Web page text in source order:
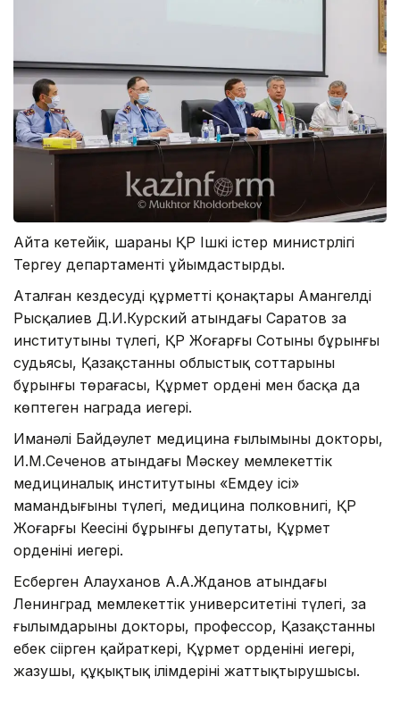
Айта кетейік, шараны ҚР Ішкі істер министрлігі
Тергеу департаменті ұйымдастырды.
Аталған кездесудің құрметті қонақтары Амангелді
Рысқалиев Д.И.Курский атындағы Саратов заң
институтының түлегі, ҚР Жоғарғы Сотының бұрынғы
судьясы, Қазақстанның облыстық соттарының
бұрынғы төрағасы, Құрмет ордені мен басқа да
көптеген награда иегері.
Иманәлі Байдәулет медицина ғылымының докторы,
И.М.Сеченов атындағы Мәскеу мемлекеттік
медициналық институтының «Емдеу ісі»
мамандығының түлегі, медицина полковнигі, ҚР
Жоғарғы Кеңесінің бұрынғы депутаты, Құрмет
орденінің иегері.
Есберген Алауханов А.А.Жданов атындағы
Ленинград мемлекеттік университетінің түлегі, заң
ғылымдарының докторы, профессор, Қазақстанның
еңбек сіңірген қайраткері, Құрмет орденінің иегері,
жазушы, құқықтық ілімдерінің жаттықтырушысы.